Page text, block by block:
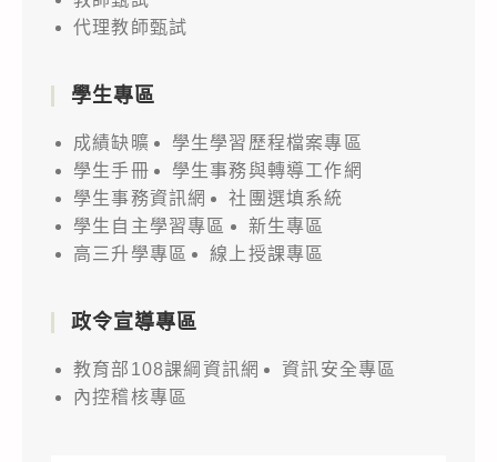
代理教師甄試
學生專區
成績缺曠
學生學習歷程檔案專區
學生手冊
學生事務與轉導工作網
學生事務資訊網
社團選填系統
學生自主學習專區
新生專區
高三升學專區
線上授課專區
政令宣導專區
教育部108課綱資訊網
資訊安全專區
內控稽核專區